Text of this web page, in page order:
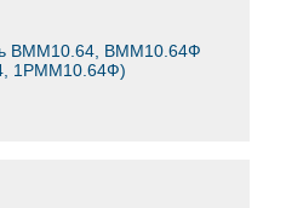
ВММ10.64, ВММ10.64Ф
1РММ10.64Ф)